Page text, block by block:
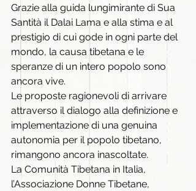
Grazie alla guida lungimirante di Sua
Santità il Dalai Lama e alla stima e al
prestigio di cui gode in ogni parte del
mondo, la causa tibetana e le
speranze di un intero popolo sono
ancora vive.
Le proposte ragionevoli di arrivare
attraverso il dialogo alla definizione e
implementazione di una genuina
autonomia per il popolo tibetano,
rimangono ancora inascoltate.
La Comunità Tibetana in Italia,
l’Associazione Donne Tibetane,